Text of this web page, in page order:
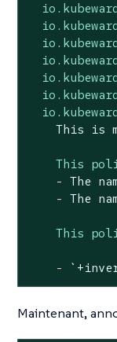
This
- The
- The
This
-
Maintenant,